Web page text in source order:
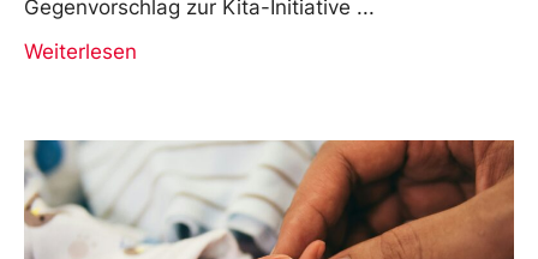
Gegenvorschlag zur Kita-Initiative
Weiterlesen